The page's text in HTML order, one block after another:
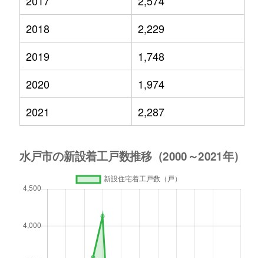
2018
2,229
2019
1,748
2020
1,974
2021
2,287